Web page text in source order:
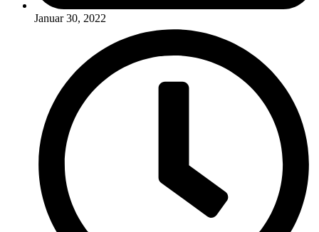
Januar 30, 2022